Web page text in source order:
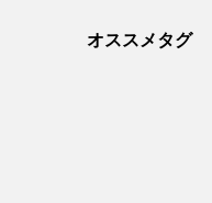
オススメタグ